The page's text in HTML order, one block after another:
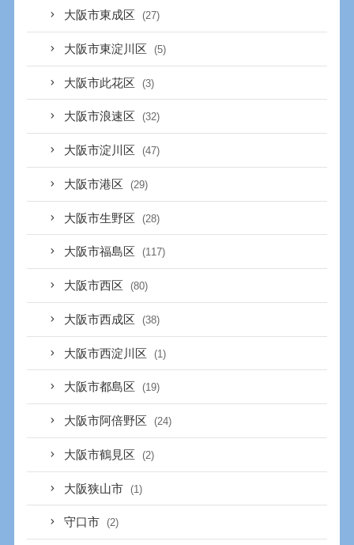
大阪市東成区 (27)
大阪市東淀川区 (5)
大阪市此花区 (3)
大阪市浪速区 (32)
大阪市淀川区 (47)
大阪市港区 (29)
大阪市生野区 (28)
大阪市福島区 (117)
大阪市西区 (80)
大阪市西成区 (38)
大阪市西淀川区 (1)
大阪市都島区 (19)
大阪市阿倍野区 (24)
大阪市鶴見区 (2)
大阪狭山市 (1)
守口市 (2)